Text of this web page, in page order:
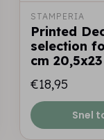
STAMPERIA
Printed
selection
cm
€18,95
Snel